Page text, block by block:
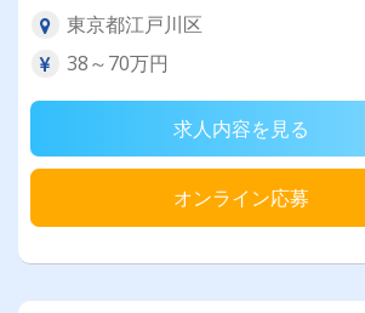
東京都江戸川区
38～70万円
求人内容を見る
オンライン応募